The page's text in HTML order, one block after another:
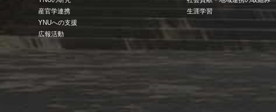
産官学連携
YNUへの支援
広報活動
生涯学習